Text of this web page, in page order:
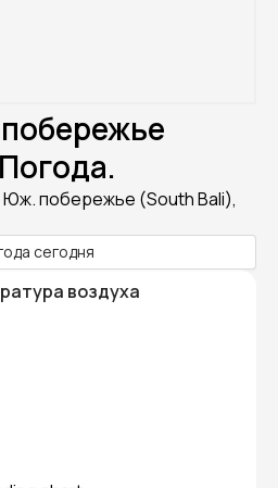
Юж. побережье (South Bali),
сегодня
воздуха